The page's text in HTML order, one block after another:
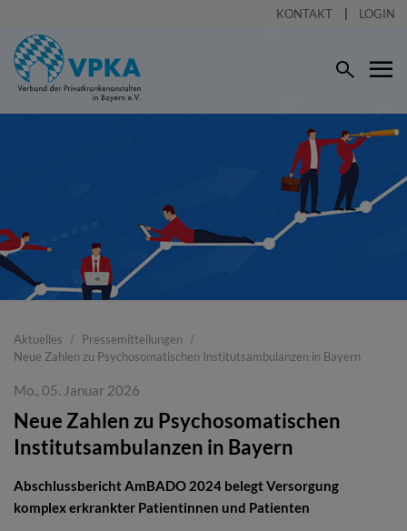
KONTAKT LOGIN
Aktuelles
Pressemitteilungen
Neue Zahlen zu Psychosomatischen Institutsambulanzen in Bayern
Mo., 05. Januar 2026
Neue Zahlen zu Psychosomatischen
Institutsambulanzen in Bayern
Abschlussbericht AmBADO 2024 belegt Versorgung
komplex erkrankter Patientinnen und Patienten